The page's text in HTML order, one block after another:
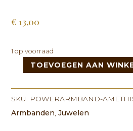
€ 13,00
1 op voorraad
Power
aantal
TOEVOEGEN AAN
SKU: POWERARMBAND-
Armbanden,Juwelen